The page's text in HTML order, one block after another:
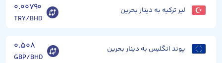
لیر ترکیه به دینار بحرین ۰.۰۰۷۹۰
TRY/BHD
پوند انگلیس به دینار بحرین ۰.۵۰۸
GBP/BHD